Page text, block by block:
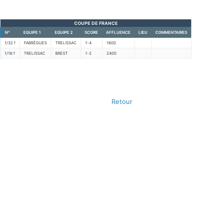
COUPE DE FRANCE
N° EQUIPE 1 EQUIPE 2 SCORE AFFLUENCE LIEU COMMENTAIRES
1/32 f FABRÈGUES TRELISSAC 1-4 1600
1/16 f TRELISSAC BREST 1-2 2400
Retour